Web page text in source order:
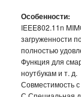
ТОВАРЫ ДЛЯ
ОСВЕЩЕНИЕ
Особенности:
IEEE802.11n
загруженности
полностью
Функция для
ноутбукам и т. д.
Совместимость